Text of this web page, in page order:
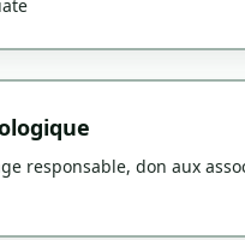
responsable, don aux